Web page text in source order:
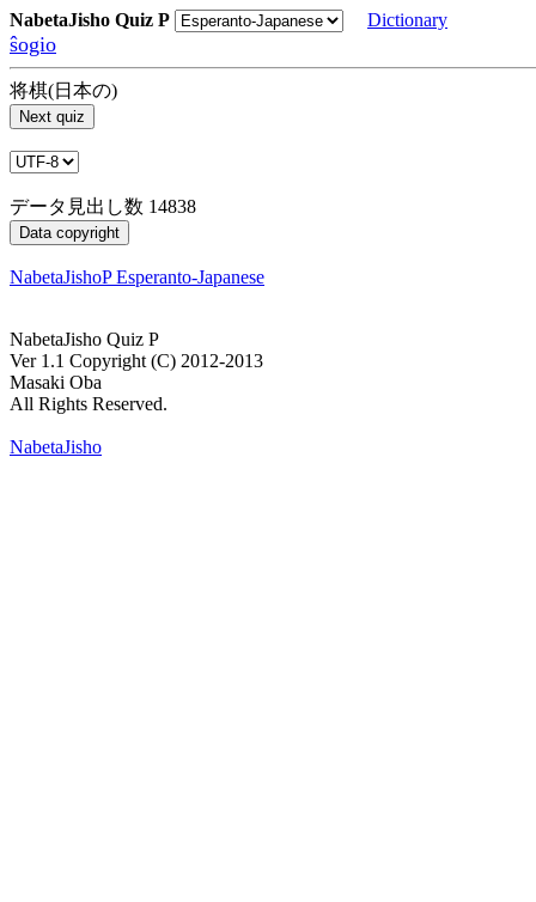
NabetaJisho Quiz P Dictionary
ŝogio
将棋(日本の)
データ見出し数 14838
NabetaJishoP Esperanto-Japanese
NabetaJisho Quiz P
Ver 1.1 Copyright (C) 2012-2013
Masaki Oba
All Rights Reserved.
NabetaJisho